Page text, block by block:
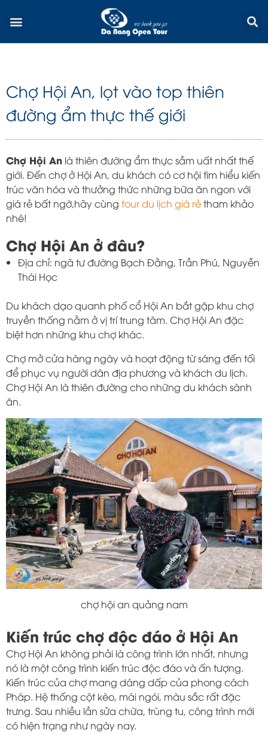
Menu
Chợ Hội An, lọt vào top thiên
đường ẩm thực thế giới
Chợ Hội An là thiên đường ẩm thực sầm uất nhất thế
giới. Đến chợ ở Hội An, du khách có cơ hội tìm hiểu kiến
​​trúc văn hóa và thưởng thức những bữa ăn ngon với
giá rẻ bất ngờ,hãy cùng tour du lịch giá rẻtham khảo
nhé!
Chợ Hội An ở đâu?
Địa chỉ: ngã tư đường Bạch Đằng, Trần Phú, Nguyễn
Thái Học
Du khách dạo quanh phố cổ Hội An bắt gặp khu chợ
truyền thống nằm ở vị trí trung tâm. Chợ Hội An đặc
biệt hơn những khu chợ khác.
Chợ mở cửa hàng ngày và hoạt động từ sáng đến tối
để phục vụ người dân địa phương và khách du lịch.
Chợ Hội An là thiên đường cho những du khách sành
ăn.
chợ hội an quảng nam
Kiến trúc chợ độc đáo ở Hội An
Chợ Hội An không phải là công trình lớn nhất, nhưng
nó là một công trình kiến ​​trúc độc đáo và ấn tượng.
Kiến trúc của chợ mang dáng dấp của phong cách
Pháp. Hệ thống cột kèo, mái ngói, màu sắc rất đặc
trưng. Sau nhiều lần sửa chữa, trùng tu, công trình mới
có hiện trạng như ngày nay.